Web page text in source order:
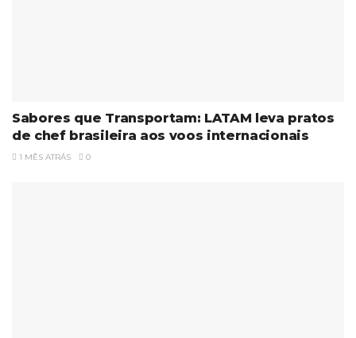
Sabores que Transportam: LATAM leva pratos
de chef brasileira aos voos internacionais
1 MÊS ATRÁS 0